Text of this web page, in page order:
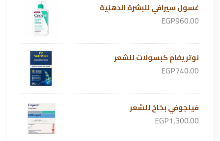
غسول سيرافي للبشرة الدهنية
EGP960.00
نوتريفام كبسولات للشعر
EGP740.00
فينجوفي بخاخ للشعر
EGP1,300.00